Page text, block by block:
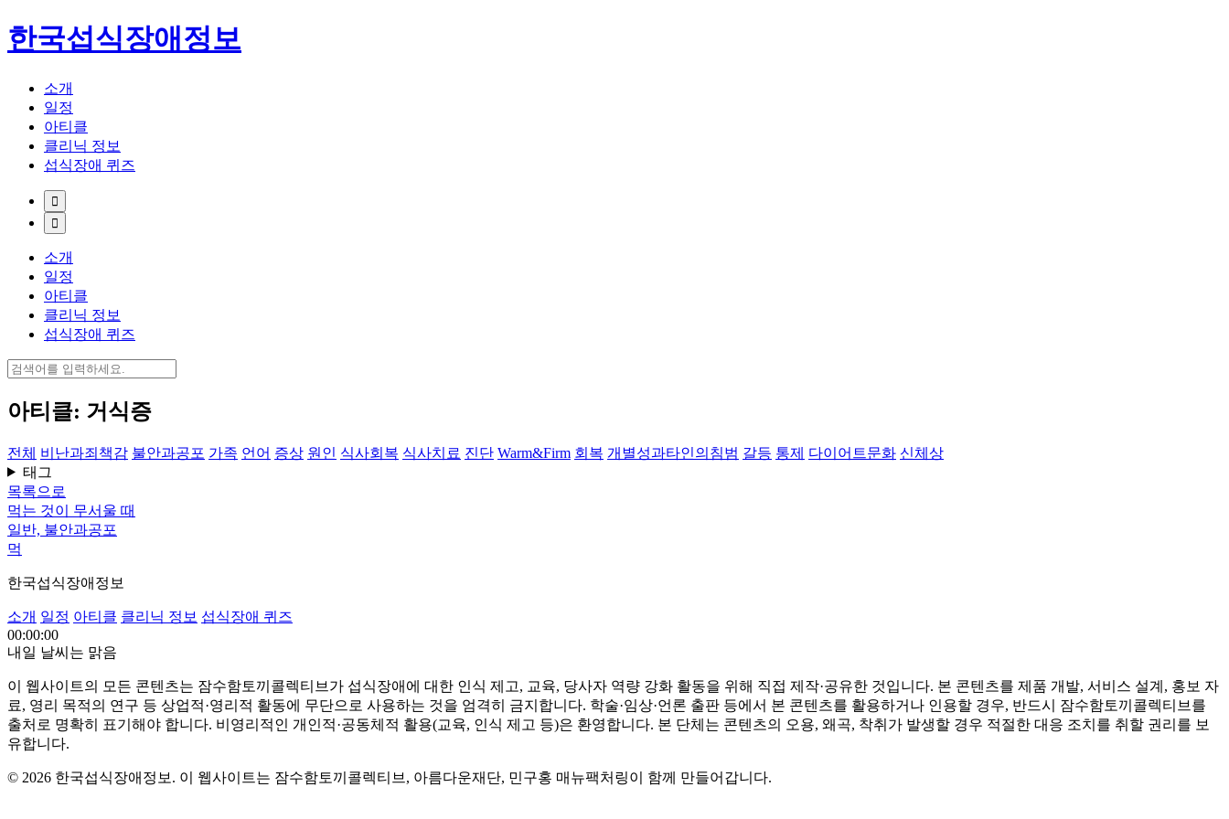
한국섭식장애정보
소개
일정
아티클
클리닉 정보
섭식장애 퀴즈
소개
일정
아티클
클리닉 정보
섭식장애 퀴즈
아티클: 거식증
전체 비난과죄책감 불안과공포 가족 언어 증상 원인 식사회복 식사치료 진단 Warm&Firm 회복 개별성과타인의침범 갈등 통제 다이어트문화 신체상
태그
목록으로
먹는 것이 무서울 때
일반, 불안과공포
먹
한국섭식장애정보
소개 일정 아티클 클리닉 정보 섭식장애 퀴즈
00:00:00
내일 날씨는 맑음
이 웹사이트의 모든 콘텐츠는 잠수함토끼콜렉티브가 섭식장애에 대한 인식 제고, 교육, 당사자 역량 강화 활동을 위해 직접 제작·공유한 것입니다. 본 콘텐츠를 제품 개발, 서비스 설계, 홍보 자
료, 영리 목적의 연구 등 상업적·영리적 활동에 무단으로 사용하는 것을 엄격히 금지합니다. 학술·임상·언론 출판 등에서 본 콘텐츠를 활용하거나 인용할 경우, 반드시 잠수함토끼콜렉티브를
출처로 명확히 표기해야 합니다. 비영리적인 개인적·공동체적 활용(교육, 인식 제고 등)은 환영합니다. 본 단체는 콘텐츠의 오용, 왜곡, 착취가 발생할 경우 적절한 대응 조치를 취할 권리를 보
유합니다.
© 2026 한국섭식장애정보. 이 웹사이트는 잠수함토끼콜렉티브, 아름다운재단, 민구홍 매뉴팩처링이 함께 만들어갑니다.